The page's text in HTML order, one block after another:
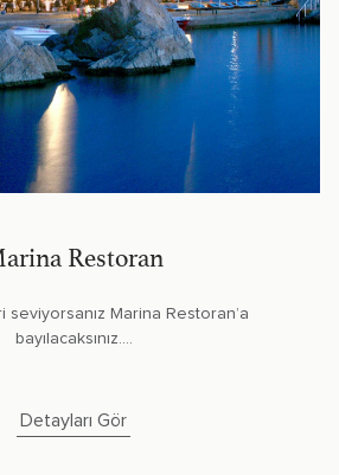
Restoran
seviyorsanız Marina Restoran’a
bayılacaksınız....
Detayları Gör